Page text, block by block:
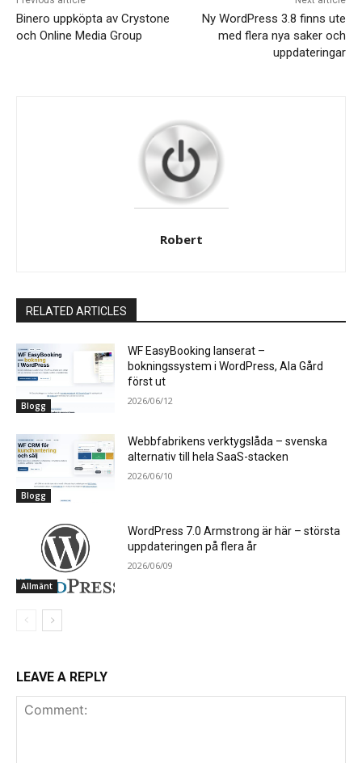
Binero uppköpta av Crystone
och Online Media Group
Ny WordPress 3.8 finns ute
med flera nya saker och
uppdateringar
Robert
RELATED ARTICLES
Blogg
WF EasyBooking lanserat –
bokningssystem i WordPress, Ala Gård
först ut
2026/06/12
Blogg
Webbfabrikens verktygslåda – svenska
alternativ till hela SaaS-stacken
2026/06/10
Allmänt
WordPress 7.0 Armstrong är här – största
uppdateringen på flera år
2026/06/09
LEAVE A REPLY